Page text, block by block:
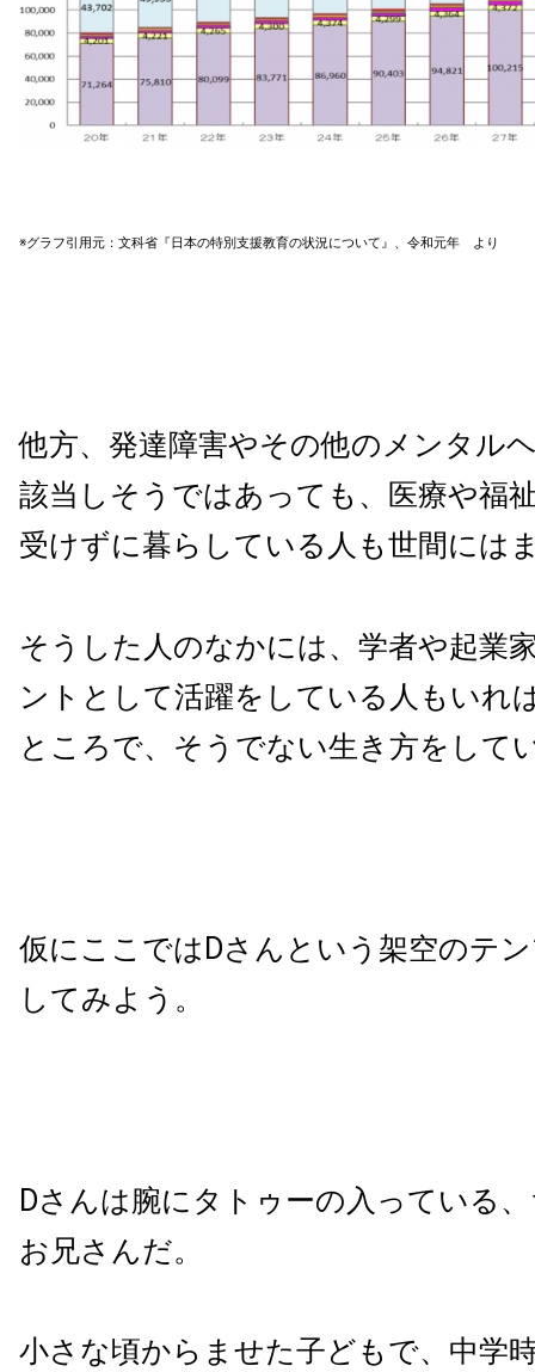
※グラフ引用元：文科省『日本の特別支援教育の状況について』、令和元年 より
他方、発達障害やその他のメンタル
該当しそうではあっても、医療や福
受けずに暮らしている人も世間には
そうした人のなかには、学者や起業
ントとして活躍をしている人もいれ
ところで、そうでない生き方をして
仮にここではDさんという架空のテ
してみよう。
Dさんは腕にタトゥーの入っている
お兄さんだ。
小さな頃からませた子どもで、中学